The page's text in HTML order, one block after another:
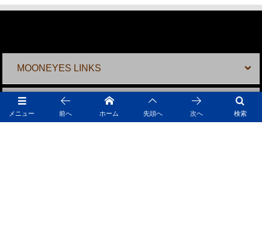
MOONEYES LINKS
MOONTERNET
メニュー 検索
前へ ホーム 先頭へ 次へ